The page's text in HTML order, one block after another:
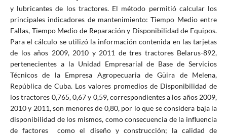
y lubricantes de los tractores. El método permitió calcular los
principales indicadores de mantenimiento: Tiempo Medio entre
Fallas, Tiempo Medio de Reparación y Disponibilidad de Equipos.
Para el cálculo se utilizó la información contenida en las tarjetas
de los años 2009, 2010 y 2011 de tres tractores Belarus-892,
pertenecientes a la Unidad Empresarial de Base de Servicios
Técnicos de la Empresa Agropecuaria de Güira de Melena,
República de Cuba. Los valores promedios de Disponibilidad de
los tractores 0,765, 0,67 y 0,59, correspondientes a los años 2009,
2010 y 2011, son menores de 0,80, por lo que se considera baja la
disponibilidad de los mismos, como consecuencia de la influencia
de factores como el diseño y construcción; la calidad de